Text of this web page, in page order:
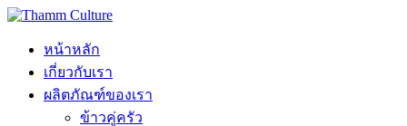
หน้าหลัก
เกี่ยวกับเรา
ผลิตภัณฑ์ของเรา
ข้าวคู่ครัว